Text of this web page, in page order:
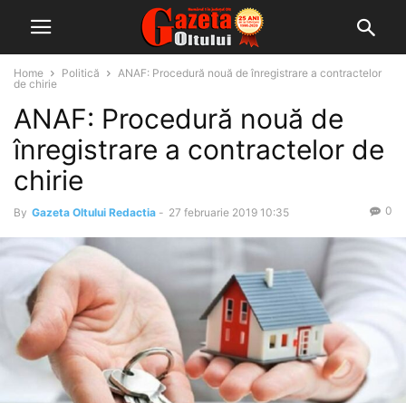
Home Politică
ANAF: Procedură nouă de înregistrare a contractelor
de chirie
ANAF: Procedură nouă de
înregistrare a contractelor de
chirie
By Gazeta Oltului Redactia - 27 februarie 2019 10:35 0